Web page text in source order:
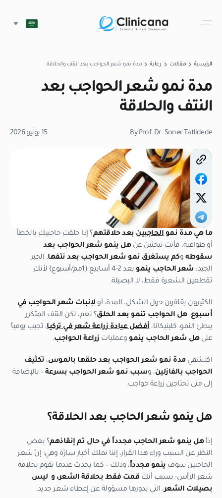
الرئيسية مقالات رعاية مدة نمو شعر الحواجب بعد النتف والحلاقة
مدة نمو شعر الحواجب بعد
النتف والحلاقة
By Prof. Dr. Soner Tatlidede 15 يونيو 2026
ما هي مدة نمو الحاجبين بعد حلاقتهم؟ إذا حلقتِ حاجبيكِ بالخطأ
أو طواعية، فأنتِ تبحثين عنهل ينمو شعر الحواجب بعد
سقوطه وكم يستغرق نمو شعر الحواجب بعد نتفها. الخبر
الجيد: شعر الحاجب ينمو
بعد 2-4 أسابيع (1مم/أسبوع) لأنكِ
تقطعين الشعرة فقط، لا البصيلة.
الكثيرون يقلقون حول الشكل، المدة، أو لإنبات شعر الحواجب في
أسبوع.هل الحواجب تنمو بعد الحلق؟ نعم، لكن النتف المتكرر
يبطئ النمو. كلينيكانا،أفضل عيادة زراعة شعر في تركيا، تجيب يومياً
علىهل شعر الحاجب ينمو وعمليات زراعة الحواجب.
اكتشفيمدة نمو شعر الحواجب بعد حلقها بالموس، تكثيف
الحواجب بالفازلين، وسبب نمو شعر الحواجب بسرعة – بالإضافة
إلى متى تحتاجين زراعة حواجب.
هل ينمو شعر الحاجب بعد الحلاقة؟
إذاًهل ينمو شعر الحاجب مجدداً في حال تم إنقاذهم؟ بغض
النظر عن السبب وراء هذا القرار، إننا نملك أخبار سارّة وهي: إنّ شعر
الحاجبين سوف ينمو مجدداً، وذلك – كما يحدث عندما تقوم بحلاقة
شعر الرأس- بسبب أنك قمت فقط بحلاقة الشعر، و ليس
بصيلات الشعر، التي بدورها مسؤولة عن إعطاء شعر جديد.